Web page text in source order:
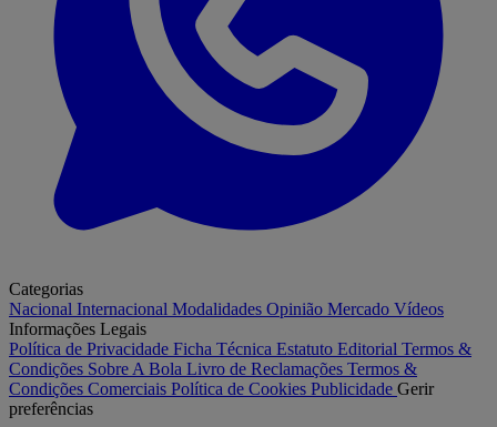
Categorias
Nacional Internacional Modalidades Opinião Mercado Vídeos
Informações Legais
Política de Privacidade Ficha Técnica Estatuto Editorial Termos &
Condições Sobre A Bola Livro de Reclamações Termos &
Condições Comerciais Política de Cookies Publicidade Gerir
preferências